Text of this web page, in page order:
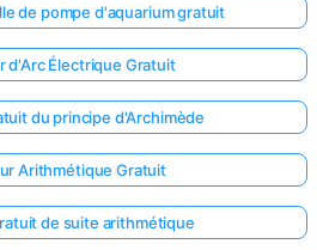
de pompe d'aquarium gratuit
d'Arc Électrique Gratuit
du principe d'Archimède
Arithmétique Gratuit
de suite arithmétique